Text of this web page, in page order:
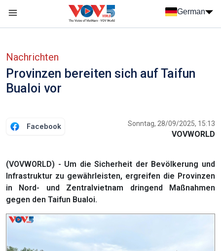
German
Nachrichten
Provinzen bereiten sich auf Taifun
Bualoi vor
Facebook Sonntag, 28/09/2025, 15:13
VOVWORLD
(VOVWORLD) - Um die Sicherheit der Bevölkerung und
Infrastruktur zu gewährleisten, ergreifen die Provinzen
in Nord- und Zentralvietnam dringend Maßnahmen
gegen den Taifun Bualoi.